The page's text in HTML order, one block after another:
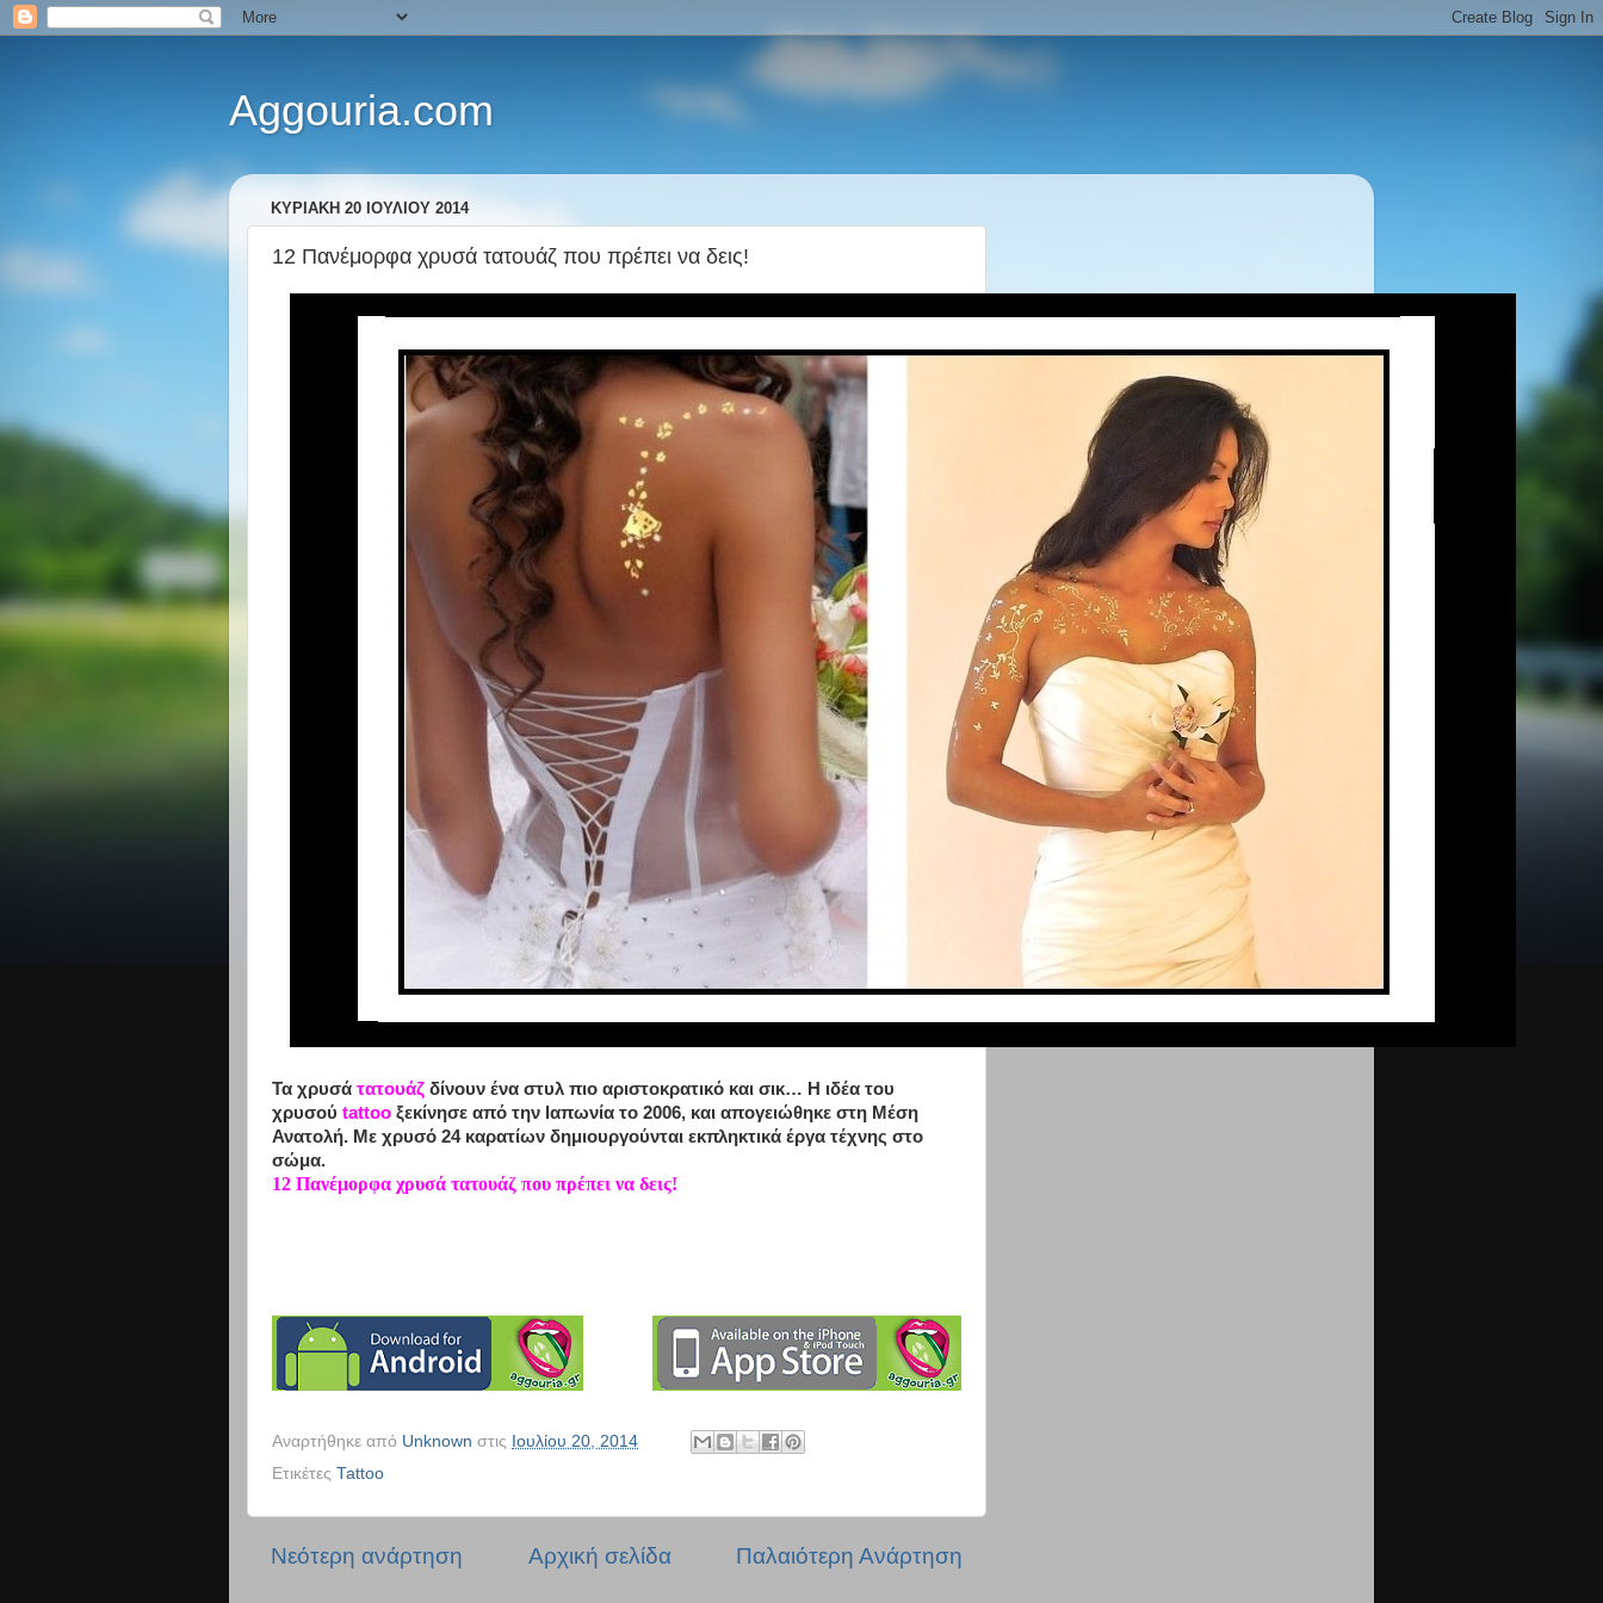
Aggouria.com
ΚΥΡΙΑΚΉ 20 ΙΟΥΛΊΟΥ 2014
12 Πανέμορφα χρυσά τατουάζ που πρέπει να δεις!
Τα χρυσά τατουάζ δίνουν ένα στυλ πιο αριστοκρατικό και σικ… Η ιδέα του
χρυσού tattoo ξεκίνησε από την Ιαπωνία το 2006, και απογειώθηκε στη Μέση
Ανατολή. Με χρυσό 24 καρατίων δημιουργούνται εκπληκτικά έργα τέχνης στο
σώμα.
12 Πανέμορφα χρυσά τατουάζ που πρέπει να δεις!
Αναρτήθηκε από Unknown στις Ιουλίου 20, 2014
Ετικέτες Tattoo
Νεότερη ανάρτηση Παλαιότερη Ανάρτηση
Αρχική σελίδα